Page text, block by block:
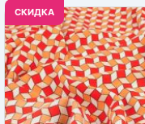
CКИДКА